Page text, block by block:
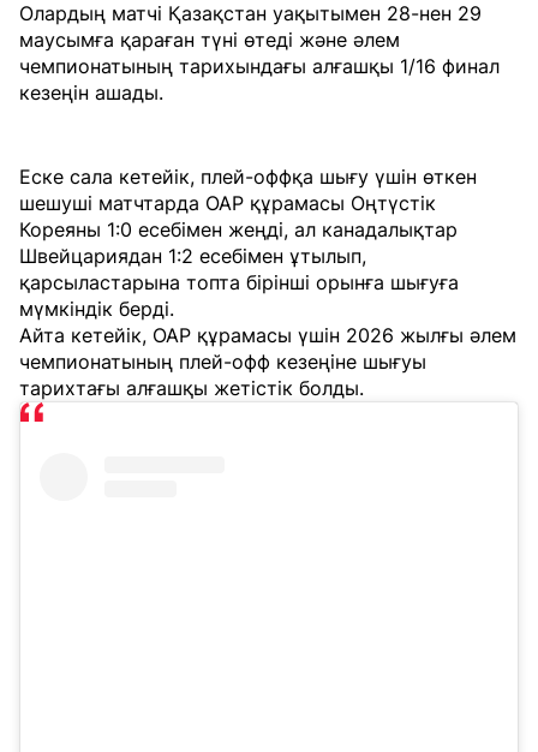
Олардың матчі Қазақстан уақытымен 28-нен 29
маусымға қараған түні өтеді және әлем
чемпионатының тарихындағы алғашқы 1/16 финал
кезеңін ашады.
Еске сала кетейік, плей-оффқа шығу үшін өткен
шешуші матчтарда ОАР құрамасы Оңтүстік
Кореяны 1:0 есебімен жеңді, ал канадалықтар
Швейцариядан 1:2 есебімен ұтылып,
қарсыластарына топта бірінші орынға шығуға
мүмкіндік берді.
Айта кетейік, ОАР құрамасы үшін 2026 жылғы әлем
чемпионатының плей-офф кезеңіне шығуы
тарихтағы алғашқы жетістік болды.